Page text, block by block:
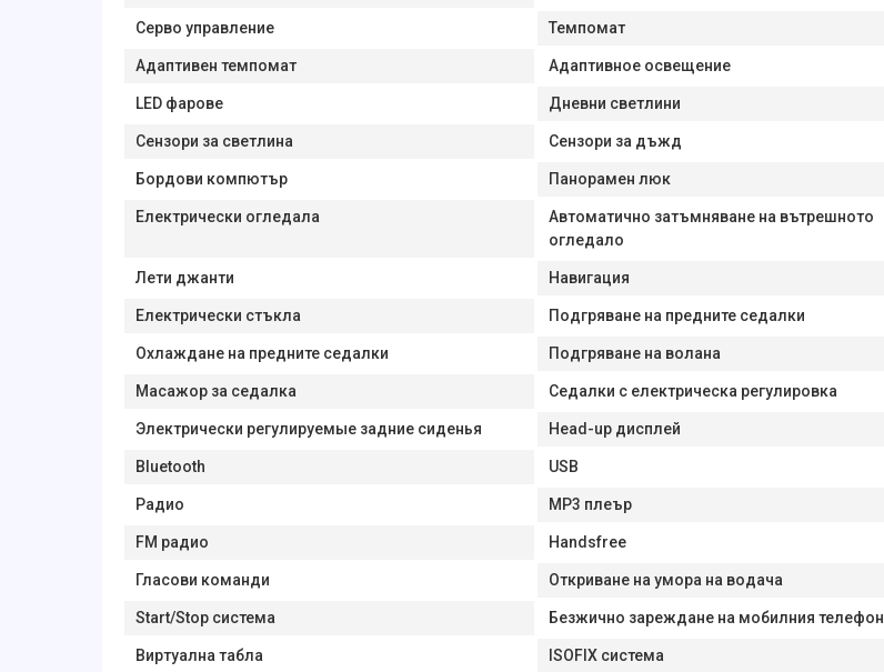
Серво управление Темпомат
Адаптивен темпомат Адаптивное освещение
LED фарове Дневни светлини
Сензори за светлина Сензори за дъжд
Бордови компютър Панорамен люк
Електрически огледала
Автоматично затъмняване на вътрешното
огледало
Лети джанти Навигация
Електрически стъкла Подгряване на предните седалки
Охлаждане на предните седалки Подгряване на волана
Масажор за седалка Седалки с електрическа регулировка
Электрически регулируемые задние сиденья Head-up дисплей
Bluetooth USB
Радио MP3 плеър
FM радио Handsfree
Гласови команди Откриване на умора на водача
Start/Stop система Безжично зареждане на мобилния телефон
Виртуална табла ISOFIX система